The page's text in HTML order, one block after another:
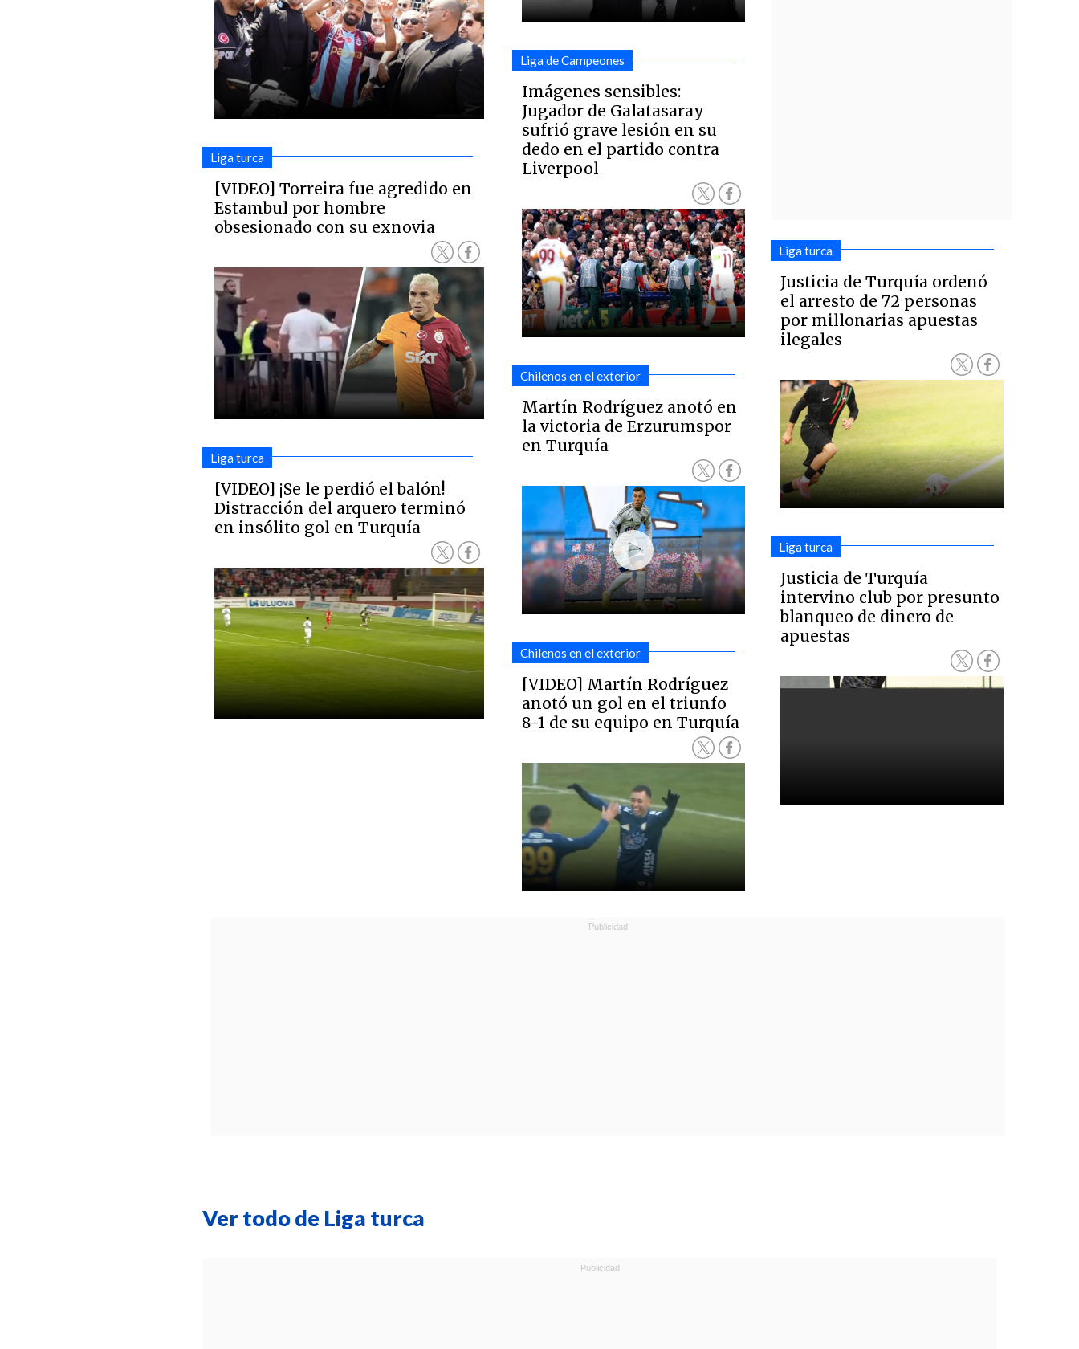
Liga turca
[VIDEO] Torreira fue agredido en
Estambul por hombre
obsesionado con su exnovia
Liga turca
[VIDEO] ¡Se le perdió el balón!
Distracción del arquero terminó
en insólito gol en Turquía
Liga de Campeones
Imágenes sensibles:
Jugador de Galatasaray
sufrió grave lesión en su
dedo en el partido contra
Liverpool
Chilenos en el exterior
Martín Rodríguez anotó en
la victoria de Erzurumspor
en Turquía
Chilenos en el exterior
[VIDEO] Martín Rodríguez
anotó un gol en el triunfo
8-1 de su equipo en Turquía
Liga turca
Justicia de Turquía ordenó
el arresto de 72 personas
por millonarias apuestas
ilegales
Liga turca
Justicia de Turquía
intervino club por presunto
blanqueo de dinero de
apuestas
Ver todo de Liga turca